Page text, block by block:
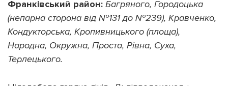
Франківський район: Багряного, Городоцька
(непарна сторона від №131 до №239), Кравченко,
Кондукторська, Кропивницького (площа),
Народна, Окружна, Проста, Рівна, Суха,
Терлецького.